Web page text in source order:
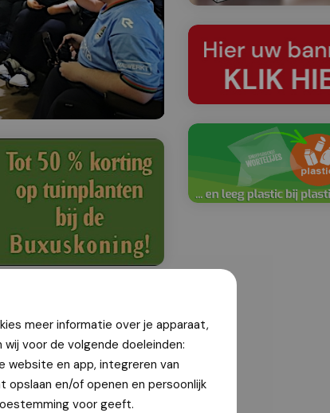
meer informatie over je apparaat,
voor de volgende doeleinden:
website en app, integreren van
opslaan en/of openen en persoonlijk
voor geeft.